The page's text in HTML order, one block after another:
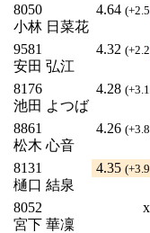
8050
小林 日菜花
4.64
9581
安田 弘江
4.32
8176
池田 よつば
4.28
8861
松木 心音
4.26
8131
樋口 結泉
4.35
8052
宮下 華凜
x